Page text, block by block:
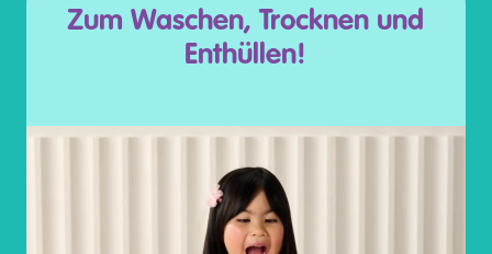
Zum Waschen, Trocknen und
Enthüllen!